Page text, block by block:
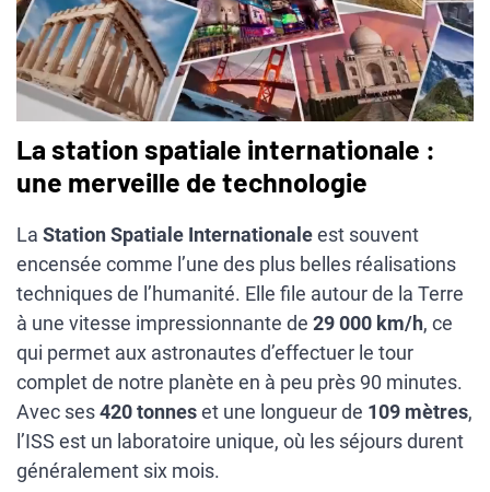
La station spatiale internationale :
une merveille de technologie
La Station Spatiale Internationaleest souvent
encensée comme l’une des plus belles réalisations
techniques de l’humanité. Elle file autour de la Terre
à une vitesse impressionnante de 29 000 km/h, ce
qui permet aux astronautes d’effectuer le tour
complet de notre planète en à peu près 90 minutes.
Avec ses420 tonneset une longueur de 109 mètres,
l’ISS est un laboratoire unique, où les séjours durent
généralement six mois.